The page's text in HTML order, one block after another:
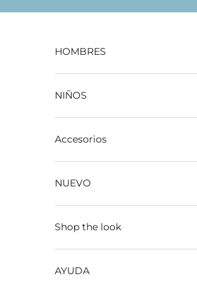
HOMBRES
NIÑOS
Accesorios
NUEVO
Shop the look
AYUDA